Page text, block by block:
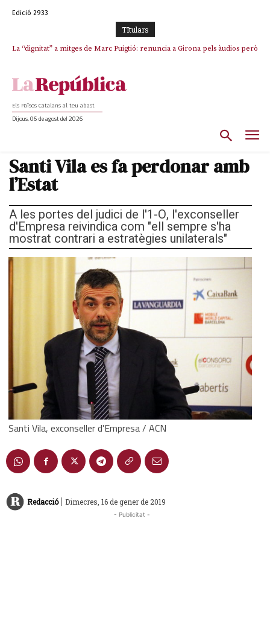
Edició 2933
TItulars
La “dignitat” a mitges de Marc Puigtió: renuncia a Girona pels àudios però
Junts exigeix que Catalunya quedi “fora” del repartiment dels menors
Els Països Catalans al teu abast
Dijous, 06 de agost del 2026
Santi Vila es fa perdonar amb
l’Estat
A les portes del judici de l'1-O, l'exconseller
d'Empresa reivindica com "ell sempre s'ha
mostrat contrari a estratègies unilaterals"
Santi Vila, exconseller d'Empresa / ACN
Redacció | Dimecres, 16 de gener de 2019
- Publicitat -